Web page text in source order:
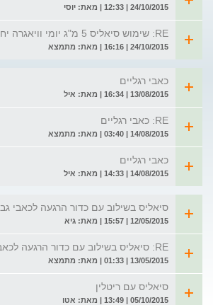
24/10/2015 | 12:33 | מאת: יוסי
RE: שימוש סיאליס 5 מ"ג יומי וויאגרה יחד
24/10/2015 | 16:16 | מאת: מתמצא
כאבי רגליים
13/08/2015 | 16:34 | מאת: איל
RE: כאבי רגליים
14/08/2015 | 03:40 | מאת: מתמצא
כאבי רגליים
14/08/2015 | 14:33 | מאת: איל
סיאליס בשילוב עם כדור הרגעה לכאבי גב
12/05/2015 | 15:57 | מאת: גיא
RE: סיאליס בשילוב עם כדור הרגעה לכאבי גב
13/05/2015 | 01:33 | מאת: מתמצא
סיאליס עם ריטלין
05/10/2015 | 13:49 | מאת: אטו